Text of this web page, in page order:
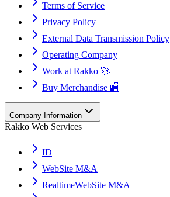
Terms of Service
Privacy Policy
External Data Transmission Policy
Operating Company
Work at Rakko 🚀
Buy Merchandise 🏬
Company Information
Rakko Web Services
ID
WebSite M&A
RealtimeWebSite M&A